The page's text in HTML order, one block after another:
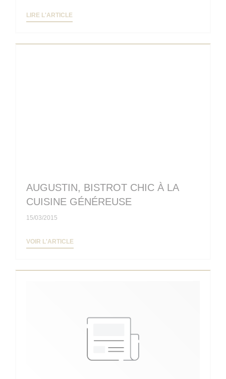
LIRE L'ARTICLE
AUGUSTIN, BISTROT CHIC À LA
CUISINE GÉNÉREUSE
15/03/2015
VOIR L'ARTICLE